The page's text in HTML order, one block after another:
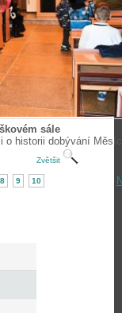
sále
o historii dobývání
Zvětšit
8 9 10